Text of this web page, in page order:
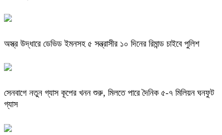
অস্ত্র উদ্ধারে ডেভিড ইমনসহ ৫ সন্ত্রাসীর ১০ দিনের রিমান্ড চাইবে পুলিশ
সেনবাগে নতুন গ্যাস কূপের খনন শুরু, মিলতে পারে দৈনিক ৫-৭ মিলিয়ন ঘনফুট
গ্যাস